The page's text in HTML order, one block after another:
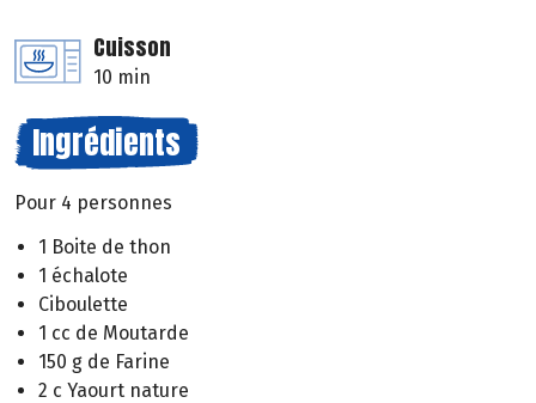
Cuisson
10 min
Ingrédients
Pour 4 personnes
1 Boite de thon
1 échalote
Ciboulette
1 cc de Moutarde
150 g de Farine
2 c Yaourt nature